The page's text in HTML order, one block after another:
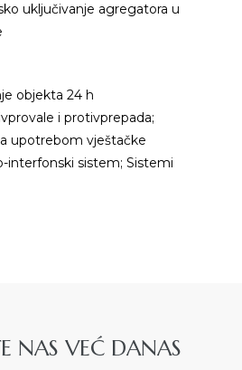
uključivanje agregatora u
objekta 24 h
i protivprepada;
upotrebom vještačke
interfonski sistem; Sistemi
NAS VEĆ DANAS